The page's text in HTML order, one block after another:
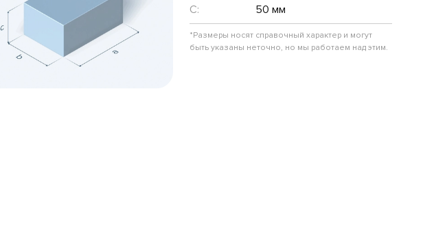
C:
50 мм
*Размеры носят справочный характер и могут
быть указаны неточно, но мы работаем над этим.